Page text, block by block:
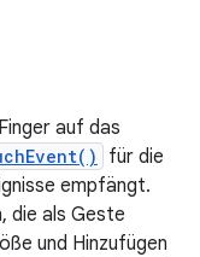
auf das
für die
empfängt.
die als Geste
und Hinzufügen